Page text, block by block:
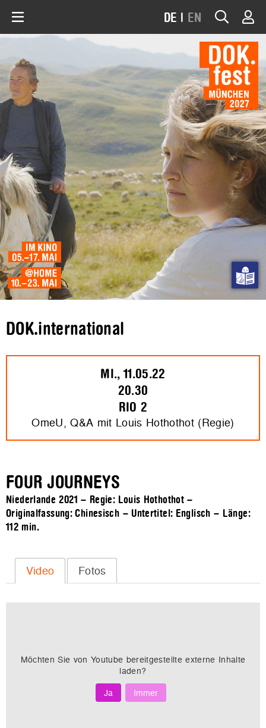
DE | EN
DOK.international
MI., 11.05.22
20.30
RIO 2
OmeU, Q&A mit Louis Hothothot (Regie)
FOUR JOURNEYS
Niederlande 2021 – Regie: Louis Hothothot –
Originalfassung: Chinesisch – Untertitel: Englisch – Länge:
112 min.
Video Fotos
Möchten Sie von Youtube bereitgestellte externe Inhalte
laden?
Ja
Immer